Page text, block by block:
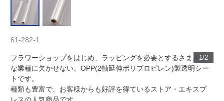
1/2
61-282-1
フラワーショップをはじめ、ラッピングを必要とするさまざま
な業種に欠かせない、OPP(2軸延伸ポリプロピレン)製透明シー
トです。
種類も豊富で、お客様からも好評を得ているストア・エキスプ
レスの人気商品です。